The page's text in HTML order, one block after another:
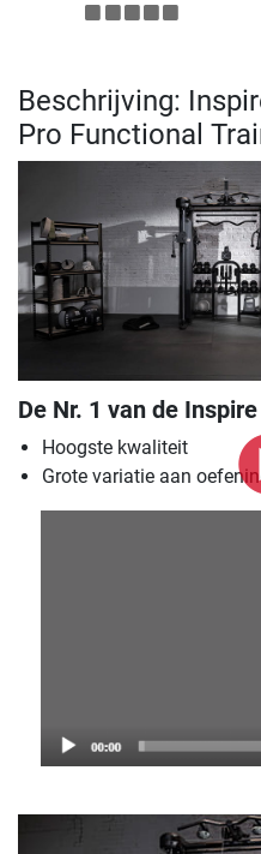
Beschrijving:
Pro Functional
De Nr. 1 van de
Hoogste kwaliteit
Grote variatie aan